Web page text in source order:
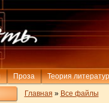
Проза Теория
Главная » Все файлы